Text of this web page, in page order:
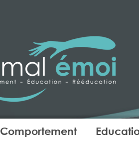
Comportement